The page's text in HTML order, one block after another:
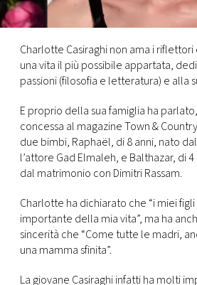
PRINCIPATO
DI
MONACO
RMC
CONSIGLIA
Charlotte Casiraghi non ama i
una vita il più possibile appartata,
passioni (filosofia e letteratura) e alla
E proprio della sua famiglia ha
concessa al magazine Town &
due bimbi, Raphaël, di 8 anni, nato
l’attore Gad Elmaleh, e Balthazar, di
dal matrimonio con Dimitri Rassam.
Charlotte ha dichiarato che “i miei
importante della mia vita”, ma ha
sincerità che “Come tutte le madri,
una mamma sfinita”.
La giovane Casiraghi infatti ha molti